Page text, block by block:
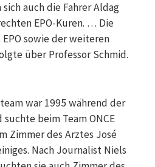
auch die Fahrer Aldag
EPO-Kuren. … Die
EPO sowie der weiteren
über Professor Schmid.
war 1995 während der
beim Team ONCE
Zimmer des Arztes José
Nach Journalist Niels